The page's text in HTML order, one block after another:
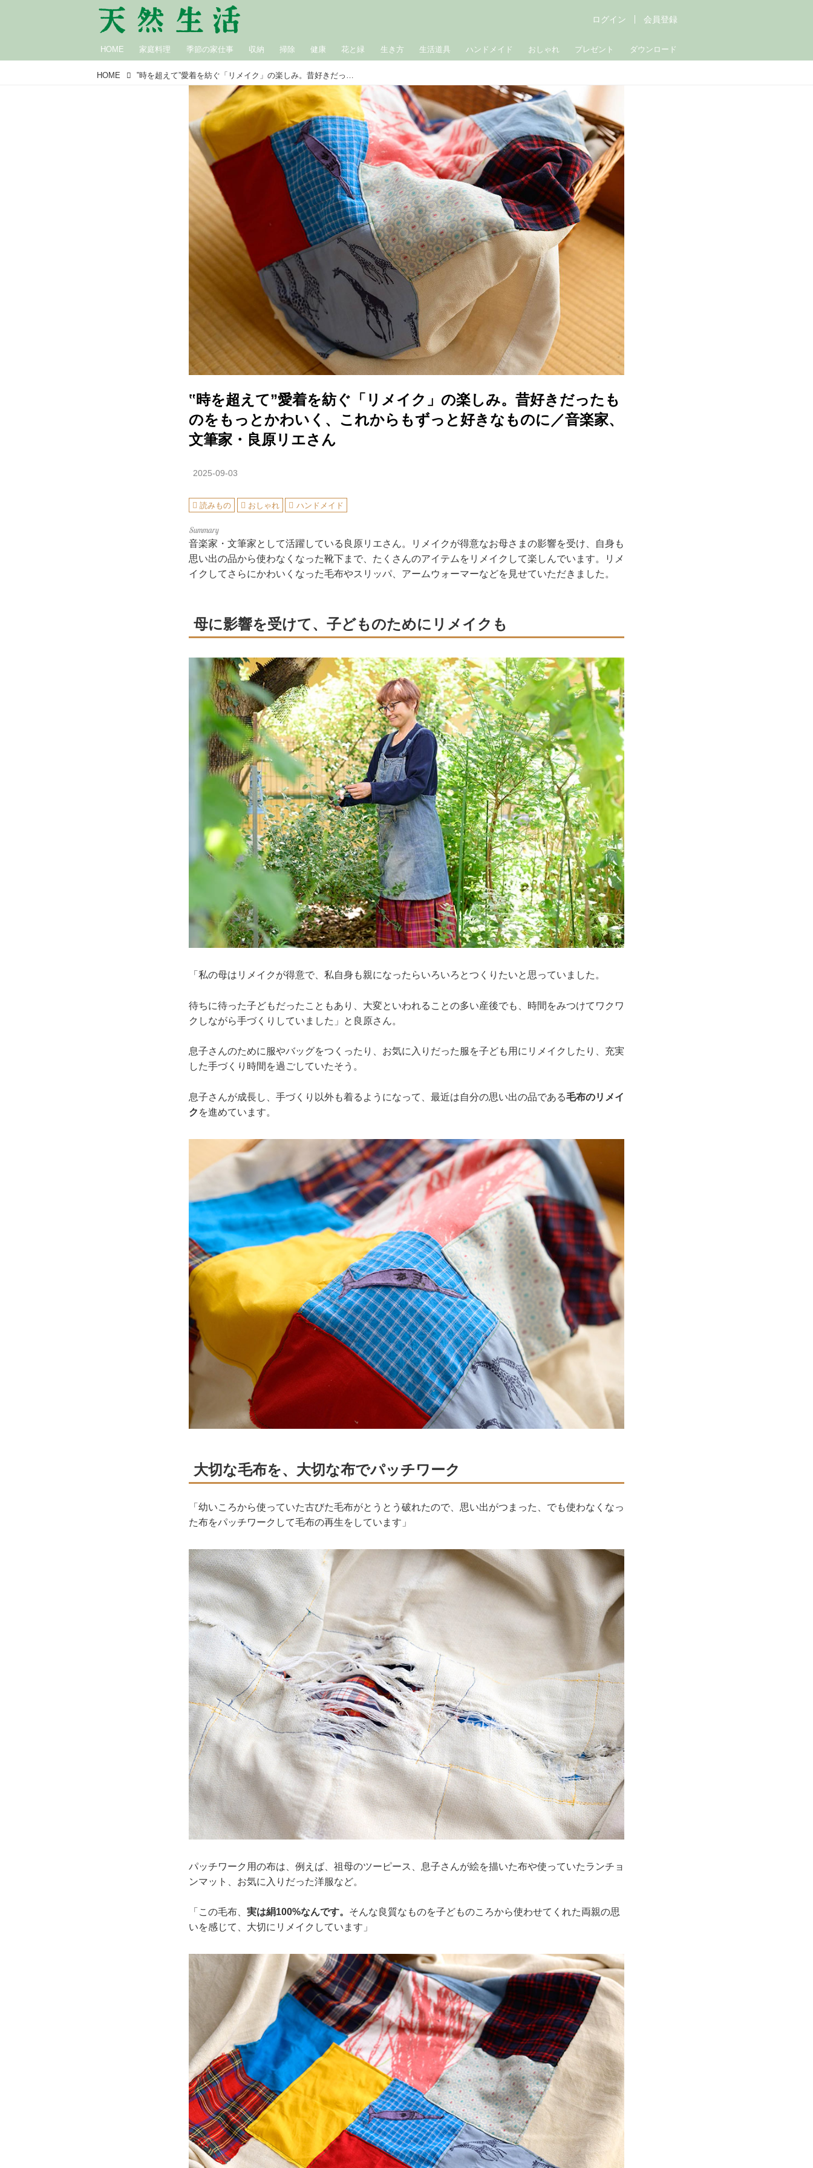
HOME 家庭料理 季節の家仕事 収納 掃除 健康 花と緑 生き方 生活道具 ハンドメイド おしゃれ プレゼント ダウンロード
ログイン 会員登録
HOME ‟時を超えて”愛着を紡ぐ「リメイク」の楽しみ。昔好きだったものをもっとかわいく、これからもずっと好きなものに／音楽家、文筆家・良原リエさん
‟時を超えて”愛着を紡ぐ「リメイク」の楽しみ。昔好きだったも
のをもっとかわいく、これからもずっと好きなものに／音楽家、
文筆家・良原リエさん
2025-09-03
読みもの おしゃれ ハンドメイド
音楽家・文筆家として活躍している良原リエさん。リメイクが得意なお母さまの影響を受け、自身も
思い出の品から使わなくなった靴下まで、たくさんのアイテムをリメイクして楽しんでいます。リメ
イクしてさらにかわいくなった毛布やスリッパ、アームウォーマーなどを見せていただきました。
母に影響を受けて、子どものためにリメイクも
「私の母はリメイクが得意で、私自身も親になったらいろいろとつくりたいと思っていました。
待ちに待った子どもだったこともあり、大変といわれることの多い産後でも、時間をみつけてワクワ
クしながら手づくりしていました」と良原さん。
息子さんのために服やバッグをつくったり、お気に入りだった服を子ども用にリメイクしたり、充実
した手づくり時間を過ごしていたそう。
息子さんが成長し、手づくり以外も着るようになって、最近は自分の思い出の品である毛布のリメイ
ク を進めています。
大切な毛布を、大切な布でパッチワーク
「幼いころから使っていた古びた毛布がとうとう破れたので、思い出がつまった、でも使わなくなっ
た布をパッチワークして毛布の再生をしています」
パッチワーク用の布は、例えば、祖母のツーピース、息子さんが絵を描いた布や使っていたランチョ
ンマット、お気に入りだった洋服など。
「この毛布、 実は絹100%なんです。 そんな良質なものを子どものころから使わせてくれた両親の思
いを感じて、大切にリメイクしています」